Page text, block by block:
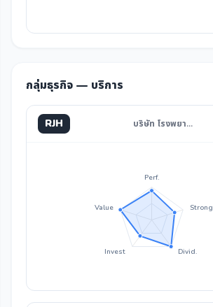
กลุ่มธุรกิจ — บริการ
RJH บริษัท โรงพยา…
Perf.
Strong
Divid.
Invest
Value